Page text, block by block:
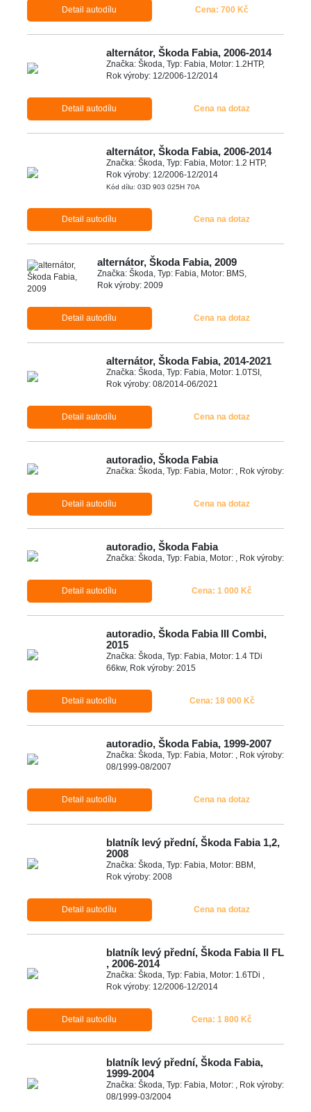
Detail autodílu Cena: 700 Kč
alternátor, Škoda Fabia, 2006-2014
Značka: Škoda, Typ: Fabia, Motor: 1.2HTP,
Rok výroby: 12/2006-12/2014
Detail autodílu Cena na dotaz
alternátor, Škoda Fabia, 2006-2014
Značka: Škoda, Typ: Fabia, Motor: 1.2 HTP,
Rok výroby: 12/2006-12/2014
Kód dílu: 03D 903 025H 70A
Detail autodílu Cena na dotaz
alternátor, Škoda Fabia, 2009
Značka: Škoda, Typ: Fabia, Motor: BMS,
Rok výroby: 2009
Detail autodílu Cena na dotaz
alternátor, Škoda Fabia, 2014-2021
Značka: Škoda, Typ: Fabia, Motor: 1.0TSI,
Rok výroby: 08/2014-06/2021
Detail autodílu Cena na dotaz
autoradio, Škoda Fabia
Značka: Škoda, Typ: Fabia, Motor: , Rok výroby:
Detail autodílu Cena na dotaz
autoradio, Škoda Fabia
Značka: Škoda, Typ: Fabia, Motor: , Rok výroby:
Detail autodílu Cena: 1 000 Kč
autoradio, Škoda Fabia III Combi,
2015
Značka: Škoda, Typ: Fabia, Motor: 1.4 TDi
66kw, Rok výroby: 2015
Detail autodílu Cena: 18 000 Kč
autoradio, Škoda Fabia, 1999-2007
Značka: Škoda, Typ: Fabia, Motor: , Rok výroby:
08/1999-08/2007
Detail autodílu Cena na dotaz
blatník levý přední, Škoda Fabia 1,2,
2008
Značka: Škoda, Typ: Fabia, Motor: BBM,
Rok výroby: 2008
Detail autodílu Cena na dotaz
blatník levý přední, Škoda Fabia II FL
, 2006-2014
Značka: Škoda, Typ: Fabia, Motor: 1.6TDi ,
Rok výroby: 12/2006-12/2014
Detail autodílu Cena: 1 800 Kč
blatník levý přední, Škoda Fabia,
1999-2004
Značka: Škoda, Typ: Fabia, Motor: , Rok výroby:
08/1999-03/2004